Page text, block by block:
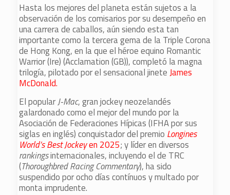
Hasta los mejores del planeta están sujetos a la
observación de los comisarios por su desempeño en
una carrera de caballos, aún siendo esta tan
importante como la tercera gema de la Triple Corona
de Hong Kong, en la que el héroe equino Romantic
Warrior (Ire) (Acclamation (GB)), completó la magna
trilogía, pilotado por el sensacional jineteJames
McDonald.
El popularJ-Mac, gran jockey neozelandés
galardonado como el mejor del mundo por la
Asociación de Federaciones Hípicas (IFHA por sus
siglas en inglés) conquistador del premio Longines
World’s Best Jockeyen 2025; y líder en diversos
rankingsinternacionales, incluyendo el de TRC
(Thoroughbred Racing Commentary), ha sido
suspendido por ocho días contínuos y multado por
monta imprudente.